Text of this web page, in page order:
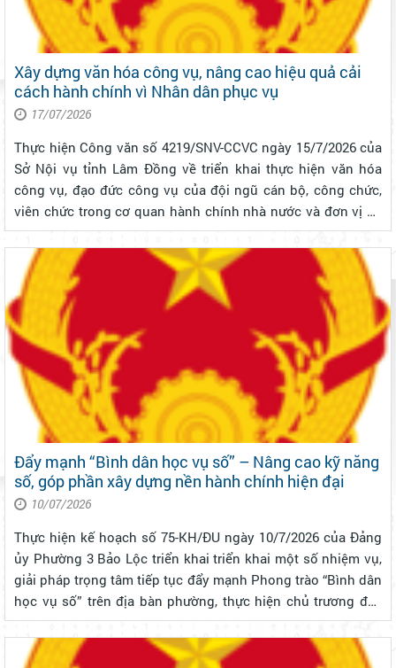
Xây dựng văn hóa công vụ, nâng cao hiệu quả cải
cách hành chính vì Nhân dân phục vụ
17/07/2026
Thực hiện Công văn số 4219/SNV-CCVC ngày 15/7/2026 của
Sở Nội vụ tỉnh Lâm Đồng về triển khai thực hiện văn hóa
công vụ, đạo đức công vụ của đội ngũ cán bộ, công chức,
viên chức trong cơ quan hành chính nhà nước và đơn vị sự
nghiệp công lập đáp ứng yêu cầu, nhiệm vụ trong tình hình
mới, UBND Phường 3...
Đẩy mạnh “Bình dân học vụ số” – Nâng cao kỹ năng
số, góp phần xây dựng nền hành chính hiện đại
10/07/2026
Thực hiện kế hoạch số 75-KH/ĐU ngày 10/7/2026 của Đảng
ủy Phường 3 Bảo Lộc triển khai triển khai một số nhiệm vụ,
giải pháp trọng tâm tiếp tục đẩy mạnh Phong trào “Bình dân
học vụ số” trên địa bàn phường, thực hiện chủ trương đẩy
mạnh chuyển đổi số quốc gia và nâng cao chất lượng cải
cách hành chính...